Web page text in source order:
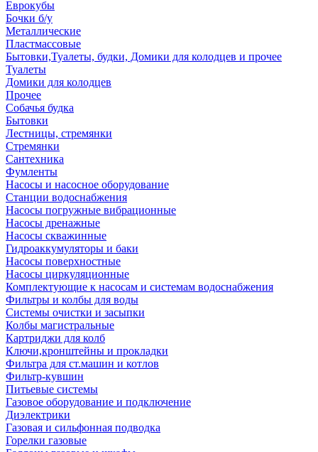
Еврокубы
Бочки б/у
Металлические
Пластмассовые
Бытовки,Туалеты, будки, Домики для колодцев и прочее
Туалеты
Домики для колодцев
Прочее
Собачья будка
Бытовки
Лестницы, стремянки
Стремянки
Сантехника
Фумленты
Насосы и насосное оборудование
Станции водоснабжения
Насосы погружные вибрационные
Насосы дренажные
Насосы скважинные
Гидроаккумуляторы и баки
Насосы поверхностные
Насосы циркуляционные
Комплектующие к насосам и системам водоснабжения
Фильтры и колбы для воды
Системы очистки и засыпки
Колбы магистральные
Картриджи для колб
Ключи,кронштейны и прокладки
Фильтра для ст.машин и котлов
Фильтр-кувшин
Питьевые системы
Газовое оборудование и подключение
Диэлектрики
Газовая и сильфонная подводка
Горелки газовые